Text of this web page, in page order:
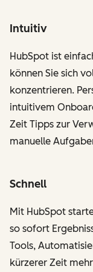
Intuitiv
HubSpot ist
können Sie sich
konzentrieren.
intuitivem
Zeit Tipps zur
manuelle
Schnell
Mit HubSpot
so sofort
Tools,
kürzerer Zeit